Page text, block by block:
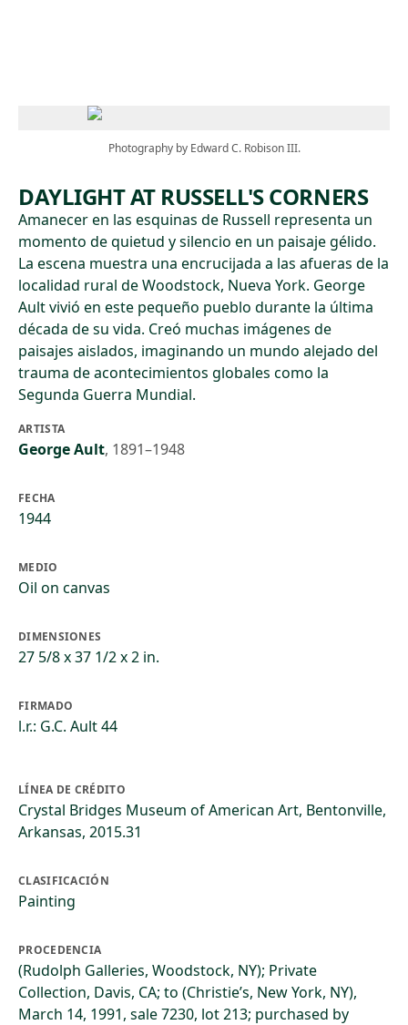
Photography by Edward C. Robison III.
DAYLIGHT AT RUSSELL'S CORNERS
Amanecer en las esquinas de Russell representa un
momento de quietud y silencio en un paisaje gélido.
La escena muestra una encrucijada a las afueras de la
localidad rural de Woodstock, Nueva York. George
Ault vivió en este pequeño pueblo durante la última
década de su vida. Creó muchas imágenes de
paisajes aislados, imaginando un mundo alejado del
trauma de acontecimientos globales como la
Segunda Guerra Mundial.
ARTISTA
George Ault, 1891–1948
FECHA
1944
MEDIO
Oil on canvas
DIMENSIONES
27 5/8 x 37 1/2 x 2 in.
FIRMADO
l.r.: G.C. Ault 44
LÍNEA DE CRÉDITO
Crystal Bridges Museum of American Art, Bentonville,
Arkansas, 2015.31
CLASIFICACIÓN
Painting
PROCEDENCIA
(Rudolph Galleries, Woodstock, NY); Private
Collection, Davis, CA; to (Christie’s, New York, NY),
March 14, 1991, sale 7230, lot 213; purchased by